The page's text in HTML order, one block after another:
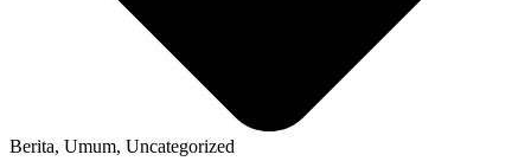
Berita, Umum, Uncategorized